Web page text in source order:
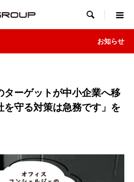

お知らせ
ターゲットが中小企業へ移
を守る対策は急務です」を